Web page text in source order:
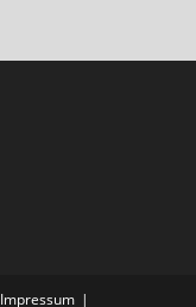
Impressum